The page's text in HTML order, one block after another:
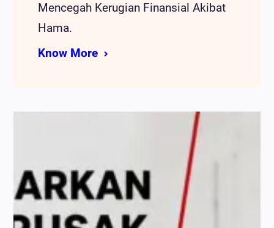
Mencegah Kerugian Finansial Akibat
Hama.
Know More